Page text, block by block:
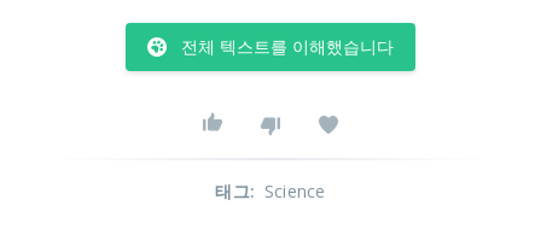
전체 텍스트를 이해했습니다
태그: Science